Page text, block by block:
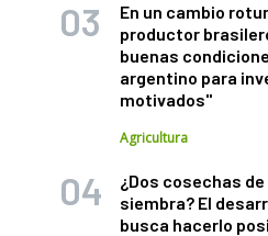
En un cambio
productor
buenas
argentino para
motivados"
Agricultura
¿Dos cosechas
siembra? El
busca hacerlo